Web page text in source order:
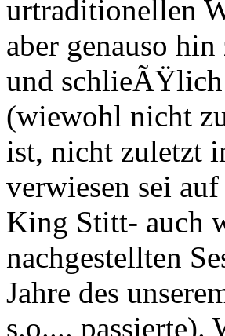
urtraditionellen
aber genauso
und
(wiewohl nicht
ist, nicht zuletzt
verwiesen sei
King Stitt- auch
nachgestellten
Jahre des
s.o.... passierte).